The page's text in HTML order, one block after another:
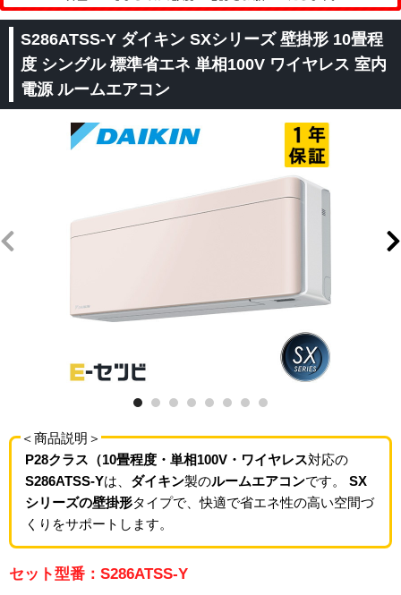
S286ATSS-Y ダイキン SXシリーズ 壁掛形 10畳程
度 シングル 標準省エネ 単相100V ワイヤレス 室内
電源 ルームエアコン
＜商品説明＞
P28クラス（10畳程度・単相100V・ワイヤレス対応の
S286ATSS-Yは、 ダイキン製のルームエアコンです。 SX
シリーズの壁掛形タイプで、快適で省エネ性の高い空間づ
くりをサポートします。
セット型番：S286ATSS-Y